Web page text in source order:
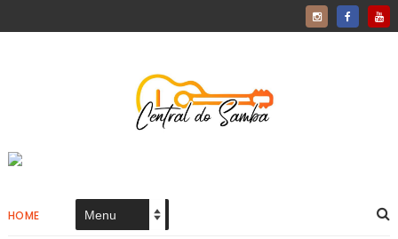
HOME